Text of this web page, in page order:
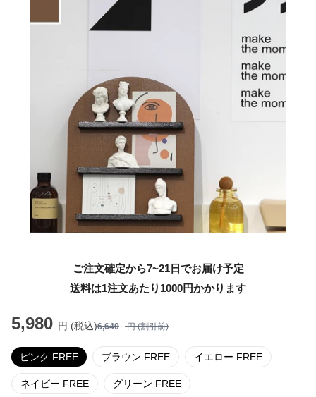
ご注文確定から7~21日でお届け予定
送料は1注文あたり 1000円かかります
5,980 円 (税込)6,640 円 (割引前)
ピンク FREE ブラウン FREE イエロー FREE
ネイビー FREE グリーン FREE